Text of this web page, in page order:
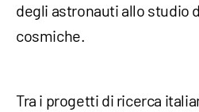
degli astronauti allo studio
cosmiche.
Tra i progetti di ricerca